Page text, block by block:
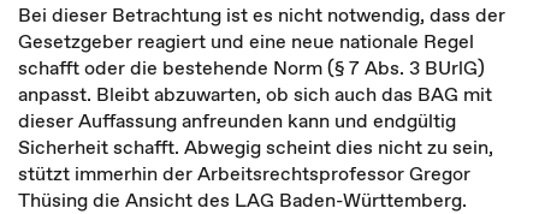
Bei dieser Betrachtung ist es nicht notwendig, dass der
Gesetzgeber reagiert und eine neue nationale Regel
schafft oder die bestehende Norm (§ 7 Abs. 3 BUrlG)
anpasst. Bleibt abzuwarten, ob sich auch das BAG mit
dieser Auffassung anfreunden kann und endgültig
Sicherheit schafft. Abwegig scheint dies nicht zu sein,
stützt immerhin der Arbeitsrechtsprofessor Gregor
Thüsing die Ansicht des LAG Baden-Württemberg.